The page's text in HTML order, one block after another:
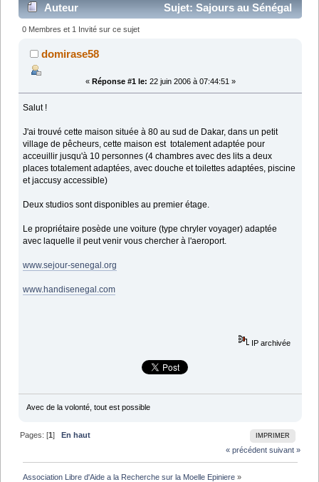
Auteur
Sujet: Sajours au Sénégal
Adaptés pour tous (Lu 9782 fois)
0 Membres et 1 Invité sur ce sujet
domirase58
« Réponse #1 le: 22 juin 2006 à 07:44:51 »
Salut !
J'ai trouvé cette maison située à 80 au sud de Dakar, dans un petit
village de pêcheurs, cette maison est totalement adaptée pour
acceuillir jusqu'à 10 personnes (4 chambres avec des lits a deux
places totalement adaptées, avec douche et toilettes adaptées, piscine
et jaccusy accessible)
Deux studios sont disponibles au premier étage.
Le propriétaire posède une voiture (type chryler voyager) adaptée
avec laquelle il peut venir vous chercher à l'aeroport.
www.sejour-senegal.org
www.handisenegal.com
IP archivée
Avec de la volonté, tout est possible
IMPRIMER
Pages: [1]En haut
« précédent suivant »
Association Libre d'Aide a la Recherche sur la Moelle Epiniere »